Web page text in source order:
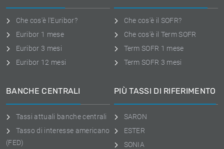
Che cos'è l'Euribor?
Euribor 1 mese
Euribor 3 mesi
Euribor 12 mesi
Che cos'è il SOFR?
Che cos'è il Term SOFR
Term SOFR 1 mese
Term SOFR 3 mesi
BANCHE CENTRALI
Tassi attuali banche centrali
Tasso di interesse americano
(FED)
PIÙ TASSI DI RIFERIMENTO
SARON
ESTER
SONIA